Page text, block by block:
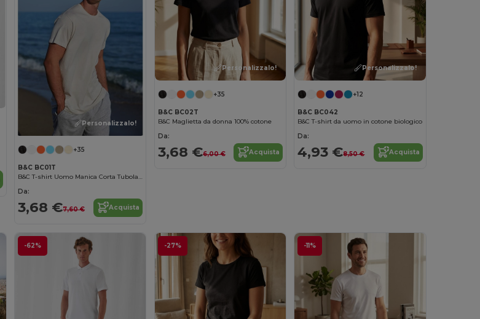
Personalizzalo!
+35
B&C BC01T
B&C T-shirt Uomo Manica Corta Tubolare Contemporanea
Da:
3,68 €7,60 € Acquista
Personalizzalo!
+35
B&C BC02T
B&C Maglietta da donna 100% cotone
Da:
3,68 €6,00 € Acquista
Personalizzalo!
+12
B&C BC042
B&C T-shirt da uomo in cotone biologico
Da:
4,93 €8,50 € Acquista
-62% -27% -11%